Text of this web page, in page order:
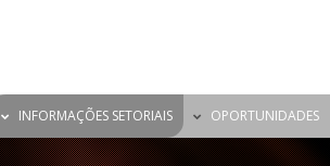
INFORMAÇÕES SETORIAIS OPORTUNIDADES